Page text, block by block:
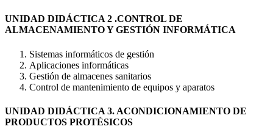
UNIDAD DIDÁCTICA 2 .CONTROL DE
ALMACENAMIENTO Y GESTIÓN INFORMÁTICA
Sistemas informáticos de gestión
Aplicaciones informáticas
Gestión de almacenes sanitarios
Control de mantenimiento de equipos y aparatos
UNIDAD DIDÁCTICA 3. ACONDICIONAMIENTO DE
PRODUCTOS PROTÉSICOS